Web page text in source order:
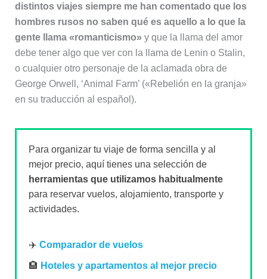
distintos viajes siempre me han comentado que los
hombres rusos no saben qué es aquello a lo que la
gente llama «romanticismo» y que la llama del amor
debe tener algo que ver con la llama de Lenin o Stalin,
o cualquier otro personaje de la aclamada obra de
George Orwell, ‘Animal Farm’ («Rebelión en la granja»
en su traducción al español).
Para organizar tu viaje de forma sencilla y al
mejor precio, aquí tienes una selección de
herramientas que utilizamos habitualmente
para reservar vuelos, alojamiento, transporte y
actividades.
✈️ Comparador de vuelos
🏨 Hoteles y apartamentos al mejor precio